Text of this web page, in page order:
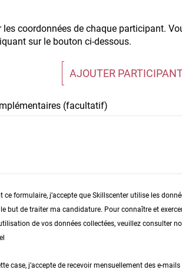
les coordonnées de chaque participant.
sur le bouton ci-dessous.
AJOUTER
(facultatif)
ce formulaire, j’accepte que Skillscenter utilise les
but de traiter ma candidature. Pour connaître et
de vos données collectées, veuillez consulter
case, j’accepte de recevoir mensuellement des e-